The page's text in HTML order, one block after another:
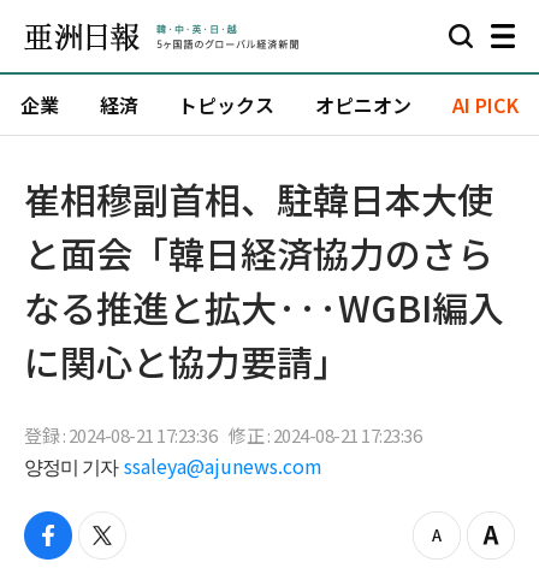
企業 経済 トピックス オピニオン AI PICK
崔相穆副首相、駐韓日本大使
と面会「韓日経済協力のさら
なる推進と拡大···WGBI編入
に関心と協力要請」
登録 : 2024-08-21 17:23:36 修正 : 2024-08-21 17:23:36
양정미 기자 ssaleya@ajunews.com
f
t
z
Z